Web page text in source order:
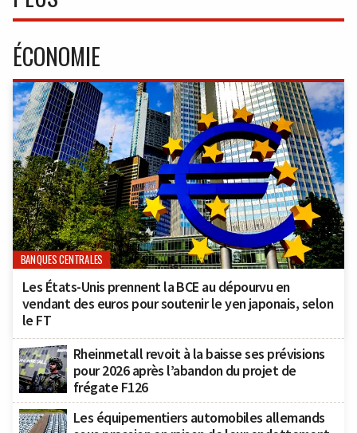
ÉCONOMIE
BANQUES CENTRALES
Les États-Unis prennent la BCE au dépourvu en
vendant des euros pour soutenir le yen japonais, selon
le FT
Rheinmetall revoit à la baisse ses prévisions
pour 2026 après l’abandon du projet de
frégate F126
Les équipementiers automobiles allemands